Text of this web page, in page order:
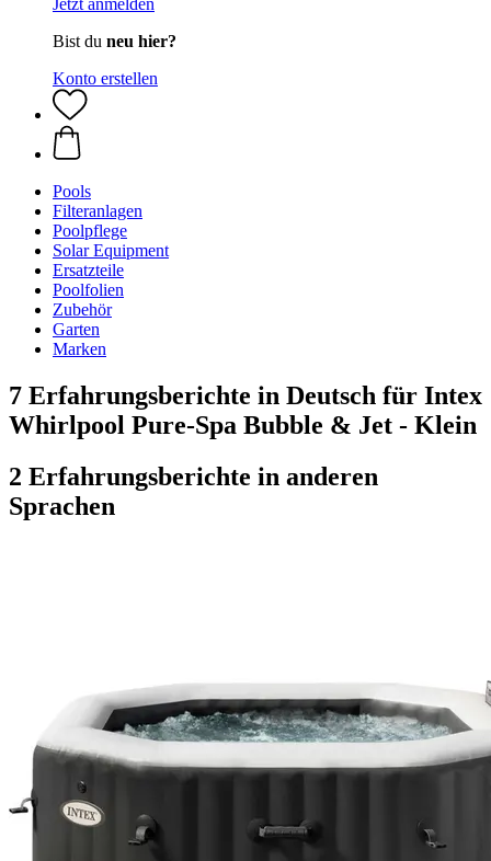
Jetzt anmelden
Bist du neu hier?
Konto erstellen
Pools
Filteranlagen
Poolpflege
Solar Equipment
Ersatzteile
Poolfolien
Zubehör
Garten
Marken
7 Erfahrungsberichte in Deutsch für Intex
Whirlpool Pure-Spa Bubble & Jet - Klein
2 Erfahrungsberichte in anderen
Sprachen